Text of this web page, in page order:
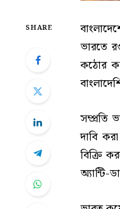
SHARE
ভারতে
কঠোর
সম্প্রতি
দাবি
বিক্রি
অ্যান্টি-